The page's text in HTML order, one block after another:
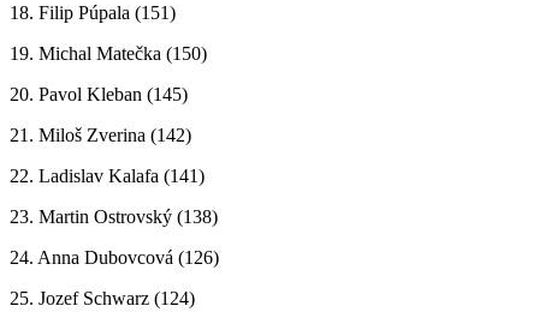
18. Filip Púpala (151)
19. Michal Matečka (150)
20. Pavol Kleban (145)
21. Miloš Zverina (142)
22. Ladislav Kalafa (141)
23. Martin Ostrovský (138)
24. Anna Dubovcová (126)
25. Jozef Schwarz (124)